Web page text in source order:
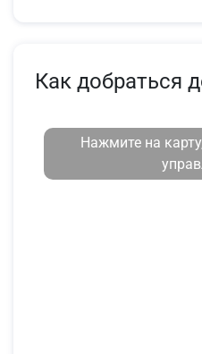
Как добраться
Нажмите на